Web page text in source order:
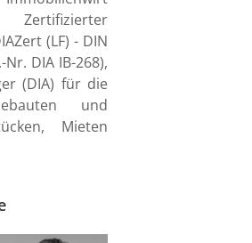
(LF) - DIN
Nr. DIA IB-268),
(DIA) für die
und
Mieten